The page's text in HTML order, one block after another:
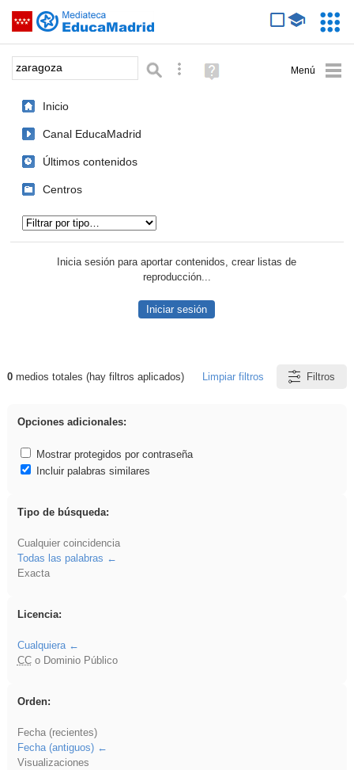
Saltar navegación
Palabra o frase: Búsqueda avanzada
Ayuda
(en
Inicio
Canal EducaMadrid
Últimos contenidos
Centros
Inicia sesión para aportar contenidos, crear listas de
reproducción...
Iniciar sesión
Resultados de: zaragoza
0medios totales (hay filtros aplicados) Limpiar filtros Filtros
Opciones adicionales:
Mostrar protegidos por contraseña
Incluir palabras similares
Tipo de búsqueda:
Cualquier coincidencia
Todas las palabras
Exacta
Licencia:
Cualquiera
CCo Dominio Público
Orden:
Fecha (recientes)
Fecha (antiguos)
Visualizaciones